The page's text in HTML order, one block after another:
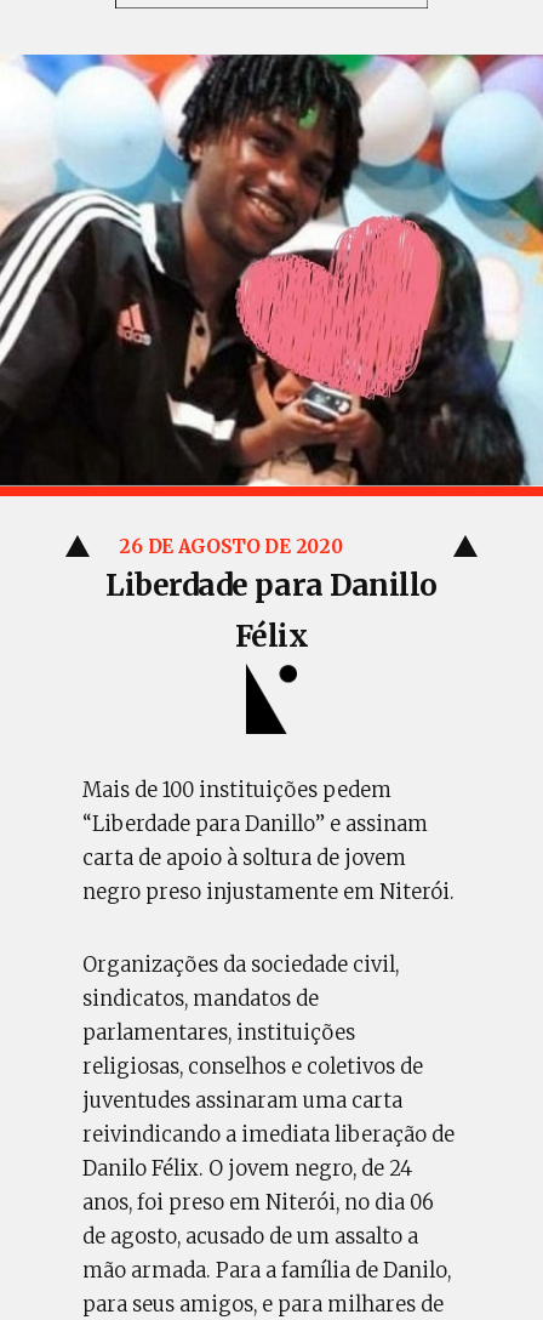
26 DE AGOSTO DE 2020
Liberdade para Danillo
Félix
Mais de 100 instituições pedem
“Liberdade para Danillo” e assinam
carta de apoio à soltura de jovem
negro preso injustamente em Niterói.
Organizações da sociedade civil,
sindicatos, mandatos de
parlamentares, instituições
religiosas, conselhos e coletivos de
juventudes assinaram uma carta
reivindicando a imediata liberação de
Danilo Félix. O jovem negro, de 24
anos, foi preso em Niterói, no dia 06
de agosto, acusado de um assalto a
mão armada. Para a família de Danilo,
para seus amigos, e para milhares de